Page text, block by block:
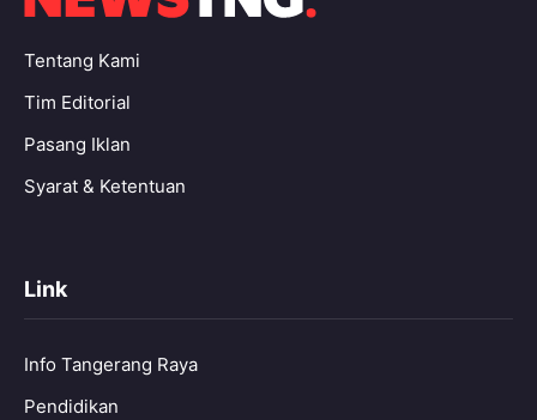
Tentang Kami
Tim Editorial
Pasang Iklan
Syarat & Ketentuan
Link
Info Tangerang Raya
Pendidikan